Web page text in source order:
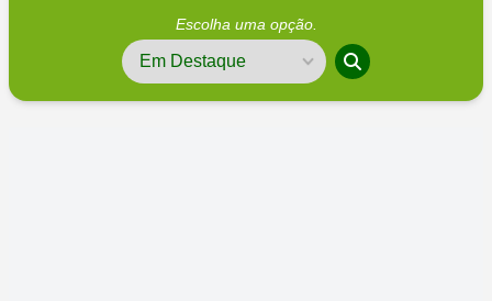
Escolha uma opção.